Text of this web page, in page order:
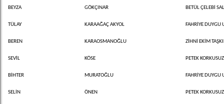
BEYZA GÖKÇINAR BETÜL ÇELEBİ
TÜLAY KARAAĞAÇ AKYOL FAHRİYE DUYGU
BEREN KARAOSMANOĞLU ZİHNİ EKİM
SEVİL KÖSE PETEK KORKUSUZ
BİHTER MURATOĞLU FAHRİYE DUYGU
SELİN ÖNEN PETEK KORKUSUZ